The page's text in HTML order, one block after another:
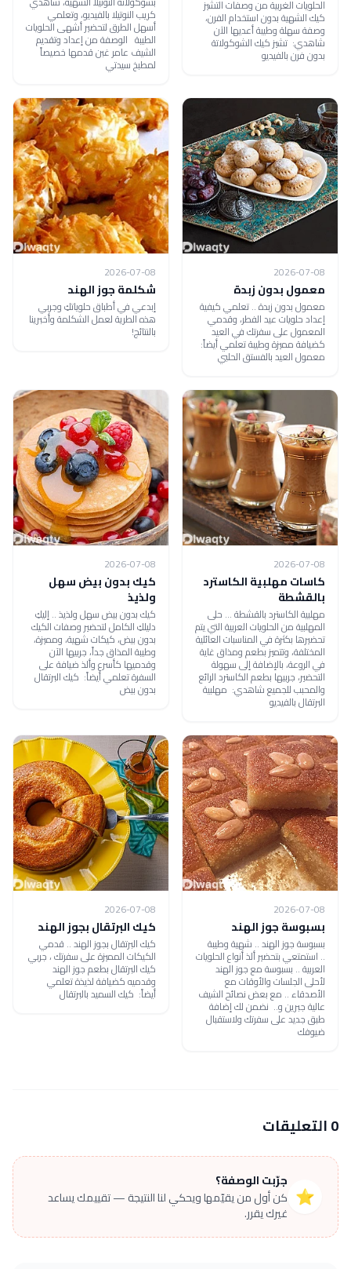
الحلويات الغربية من وصفات التشيز
كيك الشهية بدون استخدام الفرن،
وصفة سهلة وطيبة أعديها الآن
شاهدي: تشيز كيك الشوكولاتة
بدون فرن بالفيديو
كريب النوتيلا بالفيديو، وتعلمي
أسهل الطرق لتحضير أشهى الحلويات
الطيبة الوصفة من إعداد وتقديم
الشيف عامر غبن قدمها خصيصاً
لمطبخ سيدتي
2026-07-08
معمول بدون زبدة
معمول بدون زبدة .. تعلمي كيفية
إعداد حلويات عيد الفطر، وقدمي
المعمول على سفرتك في العيد
كضيافة مميزة وطيبة تعلمي أيضاً:
معمول العيد بالفستق الحلبي
2026-07-08
شكلمة جوز الهند
إبدعي في أطباق حلوياتكِ وجربي
هذه الطرية لعمل الشكلمة وأخبرينا
بالنتائج!
2026-07-08
كاسات مهلبية الكاسترد
بالقشطة
مهلبية الكاسترد بالقشطة ... حلى
المهلبية من الحلويات العربية التي يتم
تحضيرها بكثرة في المناسبات العائلية
المختلفة، وتتميز بطعم ومذاق غاية
في الروعة، بالإضافة إلى سهولة
التحضير، جربيها بطعم الكاسترد الرائع
والمحبب للجميع شاهدي: مهلبية
البرتقال بالفيديو
2026-07-08
كيك بدون بيض سهل
ولذيذ
كيك بدون بيض سهل ولذيذ .. إليكِ
دليلكِ الكامل لتحضير وصفات الكيك
بدون بيض، كيكات شهية، ومميزة،
وطيبة المذاق جداً، جربيها الآن
وقدميها كأسرع وألذ ضيافة على
السفرة تعلمي أيضاً: كيك البرتقال
بدون بيض
2026-07-08
بسبوسة جوز الهند
بسبوسة جوز الهند .. شهية وطيبة
.. استمتعي بتحضير ألذ أنواع الحلويات
العربية .. بسبوسة مع جوز الهند
لأحلى الجلسات والأوقات مع
الأصدقاء .. مع بعض نصائح الشيف
عالية جبرين و.. نضمن لك إضافة
طبق جديد على سفرتك ولاستقبال
ضيوفك
2026-07-08
كيك البرتقال بجوز الهند
كيك البرتقال بجوز الهند .. قدمي
الكيكات المميزة على سفرتك ، جربي
كيك البرتقال بطعم جوز الهند
وقدميه كضيافة لذيذة تعلمي
أيضاً: كيك السميد بالبرتقال
0 التعليقات
⭐
جرّبت الوصفة؟
كن أول من يقيّمها ويحكي لنا النتيجة — تقييمك يساعد
غيرك يقرر.